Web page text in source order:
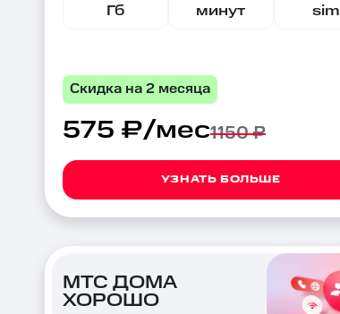
Гб минут sim
Скидка на 2 месяца
575 ₽/мес1150 ₽
УЗНАТЬ БОЛЬШЕ
МТС ДОМА
ХОРОШО